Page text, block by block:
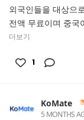
외국인들을 대상으
전액 무료이며 중국
더보기
1
KoMate
5 MONTHS